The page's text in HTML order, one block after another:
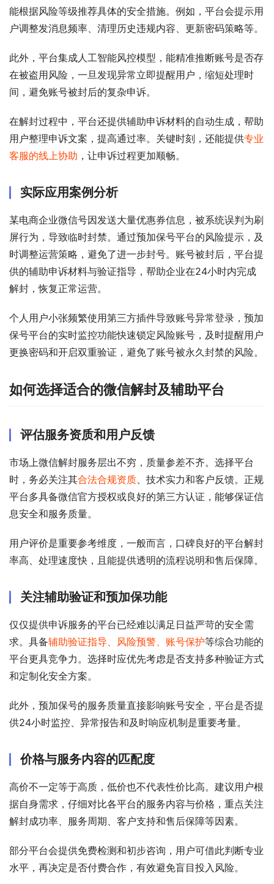
能根据风险等级推荐具体的安全措施。例如，平台会提示用
户调整发消息频率、清理历史违规内容、更新密码策略等。
此外，平台集成人工智能风控模型，能精准推断账号是否存
在被盗用风险，一旦发现异常立即提醒用户，缩短处理时
间，避免账号被封后的复杂申诉。
在解封过程中，平台还提供辅助申诉材料的自动生成，帮助
用户整理申诉文案，提高通过率。关键时刻，还能提供专业
客服的线上协助 ，让申诉过程更加顺畅。
实际应用案例分析
某电商企业微信号因发送大量优惠券信息，被系统误判为刷
屏行为，导致临时封禁。通过预加保号平台的风险提示，及
时调整运营策略，避免了进一步封号。账号被封后，平台提
供的辅助申诉材料与验证指导，帮助企业在24小时内完成
解封，恢复正常运营。
个人用户小张频繁使用第三方插件导致账号异常登录，预加
保号平台的实时监控功能快速锁定风险账号，及时提醒用户
更换密码和开启双重验证，避免了账号被永久封禁的风险。
如何选择适合的微信解封及辅助平台
评估服务资质和用户反馈
市场上微信解封服务层出不穷，质量参差不齐。选择平台
时，务必关注其合法合规资质、技术实力和客户反馈。正规
平台多具备微信官方授权或良好的第三方认证，能够保证信
息安全和服务质量。
用户评价是重要参考维度，一般而言，口碑良好的平台解封
率高、处理速度快，且能提供透明的流程说明和售后保障。
关注辅助验证和预加保功能
仅仅提供申诉服务的平台已经难以满足日益严苛的安全需
求。具备辅助验证指导、风险预警、账号保护等综合功能的
平台更具竞争力。选择时应优先考虑是否支持多种验证方式
和定制化安全方案。
此外，预加保号的服务质量直接影响账号安全，平台是否提
供24小时监控、异常报告和及时响应机制是重要考量。
价格与服务内容的匹配度
高价不一定等于高质，低价也不代表性价比高。建议用户根
据自身需求，仔细对比各平台的服务内容与价格，重点关注
解封成功率、服务周期、客户支持和售后保障等因素。
部分平台会提供免费检测和初步咨询，用户可借此判断专业
水平，再决定是否付费合作，有效避免盲目投入风险。